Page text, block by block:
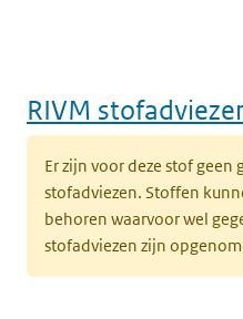
RIVM
Er zijn voor deze stof geen
stofadviezen. Stoffen
behoren waarvoor wel
stofadviezen zijn